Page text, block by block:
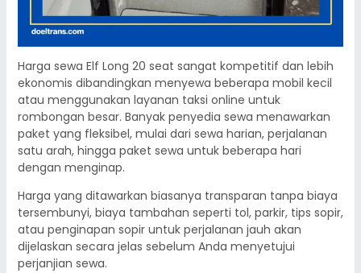
Harga sewa Elf Long 20 seat sangat kompetitif dan lebih
ekonomis dibandingkan menyewa beberapa mobil kecil
atau menggunakan layanan taksi online untuk
rombongan besar. Banyak penyedia sewa menawarkan
paket yang fleksibel, mulai dari sewa harian, perjalanan
satu arah, hingga paket sewa untuk beberapa hari
dengan menginap.
Harga yang ditawarkan biasanya transparan tanpa biaya
tersembunyi, biaya tambahan seperti tol, parkir, tips sopir,
atau penginapan sopir untuk perjalanan jauh akan
dijelaskan secara jelas sebelum Anda menyetujui
perjanjian sewa.